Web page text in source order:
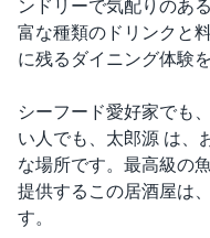
ンドリーで気配りのあ
富な種類のドリンクと
に残るダイニング体験
シーフード愛好家でも
い人でも、太郎源 は、
な場所です。最高級の
提供するこの居酒屋は
す。